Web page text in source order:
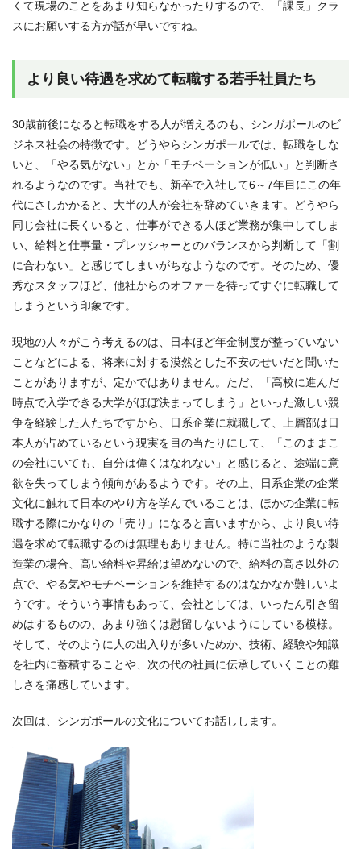
くて現場のことをあまり知らなかったりするので、「課長」クラ
スにお願いする方が話が早いですね。
より良い待遇を求めて転職する若手社員たち
30歳前後になると転職をする人が増えるのも、シンガポールのビ
ジネス社会の特徴です。どうやらシンガポールでは、転職をしな
いと、「やる気がない」とか「モチベーションが低い」と判断さ
れるようなのです。当社でも、新卒で入社して6～7年目にこの年
代にさしかかると、大半の人が会社を辞めていきます。どうやら
同じ会社に長くいると、仕事ができる人ほど業務が集中してしま
い、給料と仕事量・プレッシャーとのバランスから判断して「割
に合わない」と感じてしまいがちなようなのです。そのため、優
秀なスタッフほど、他社からのオファーを待ってすぐに転職して
しまうという印象です。
現地の人々がこう考えるのは、日本ほど年金制度が整っていない
ことなどによる、将来に対する漠然とした不安のせいだと聞いた
ことがありますが、定かではありません。ただ、「高校に進んだ
時点で入学できる大学がほぼ決まってしまう」といった激しい競
争を経験した人たちですから、日系企業に就職して、上層部は日
本人が占めているという現実を目の当たりにして、「このままこ
の会社にいても、自分は偉くはなれない」と感じると、途端に意
欲を失ってしまう傾向があるようです。その上、日系企業の企業
文化に触れて日本のやり方を学んでいることは、ほかの企業に転
職する際にかなりの「売り」になると言いますから、より良い待
遇を求めて転職するのは無理もありません。特に当社のような製
造業の場合、高い給料や昇給は望めないので、給料の高さ以外の
点で、やる気やモチベーションを維持するのはなかなか難しいよ
うです。そういう事情もあって、会社としては、いったん引き留
めはするものの、あまり強くは慰留しないようにしている模様。
そして、そのように人の出入りが多いためか、技術、経験や知識
を社内に蓄積することや、次の代の社員に伝承していくことの難
しさを痛感しています。
次回は、シンガポールの文化についてお話しします。